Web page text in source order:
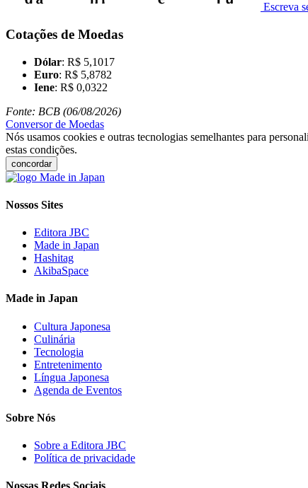
Escreva
Cotações de Moedas
Dólar: R$ 5,1017
Euro: R$ 5,8782
Iene: R$ 0,0322
Fonte: BCB (06/08/2026)
Conversor de Moedas
Nós usamos cookies e outras tecnologias semelhantes para
estas condições.
concordar
Nossos Sites
Editora JBC
Made in Japan
Hashitag
AkibaSpace
Made in Japan
Cultura Japonesa
Culinária
Tecnologia
Entretenimento
Língua Japonesa
Agenda de Eventos
Sobre Nós
Sobre a Editora JBC
Política de privacidade